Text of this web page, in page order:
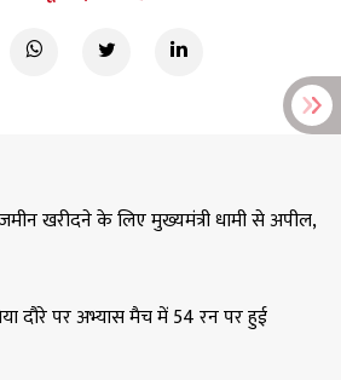
खरीदने के लिए मुख्यमंत्री धामी से अपील,
दौरे पर अभ्यास मैच में 54 रन पर हुई